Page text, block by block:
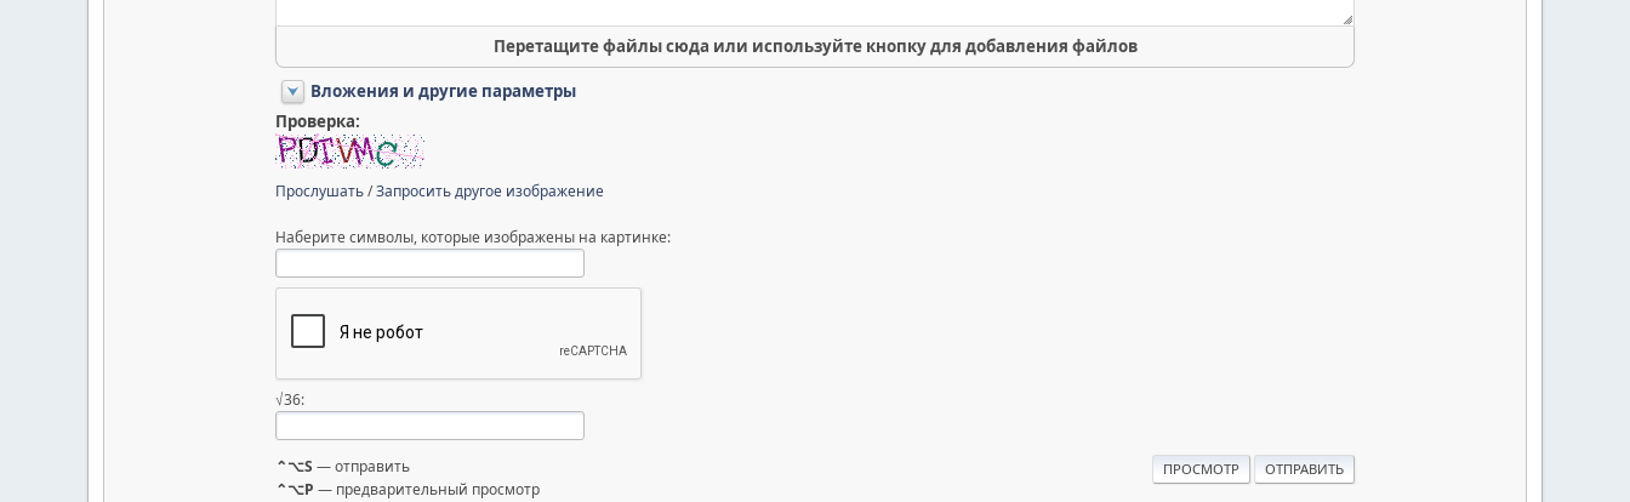
Перетащите файлы сюда или используйте кнопку для добавления файлов
Вложения и другие параметры
Проверка:
Прослушать/Запросить другое изображение
Наберите символы, которые изображены на картинке:
√36:
⌃⌥S — отправить
⌃⌥P — предварительный просмотр